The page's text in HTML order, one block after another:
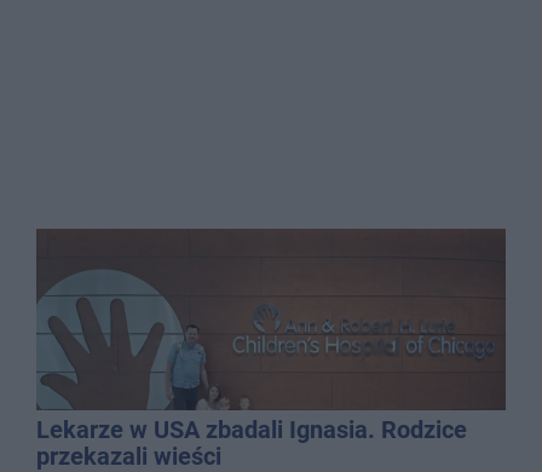
Lekarze w USA zbadali Ignasia. Rodzice
przekazali wieści